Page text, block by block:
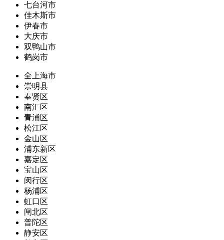
七台河市
佳木斯市
伊春市
大庆市
双鸭山市
鹤岗市
全上海市
崇明县
奉贤区
南汇区
青浦区
松江区
金山区
浦东新区
嘉定区
宝山区
闵行区
杨浦区
虹口区
闸北区
普陀区
静安区